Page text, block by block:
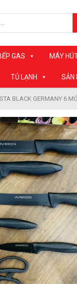
GAS MÁY
TỦ LẠNH SẢN
BLACK GERMANY 6